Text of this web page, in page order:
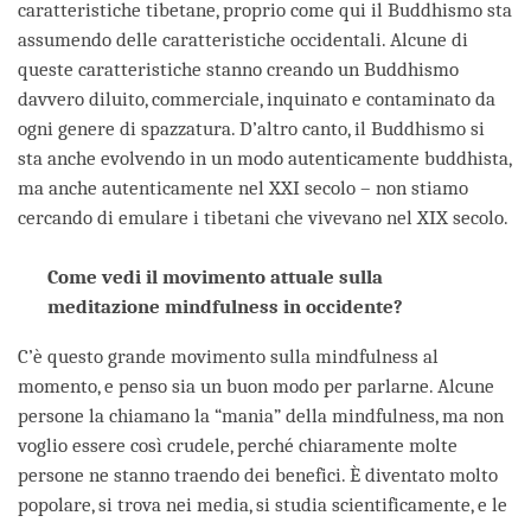
caratteristiche tibetane, proprio come qui il Buddhismo sta
assumendo delle caratteristiche occidentali. Alcune di
queste caratteristiche stanno creando un Buddhismo
davvero diluito, commerciale, inquinato e contaminato da
ogni genere di spazzatura. D’altro canto, il Buddhismo si
sta anche evolvendo in un modo autenticamente buddhista,
ma anche autenticamente nel XXI secolo – non stiamo
cercando di emulare i tibetani che vivevano nel XIX secolo.
Come vedi il movimento attuale sulla
meditazione mindfulness in occidente?
C’è questo grande movimento sulla mindfulness al
momento, e penso sia un buon modo per parlarne. Alcune
persone la chiamano la “mania” della mindfulness, ma non
voglio essere così crudele, perché chiaramente molte
persone ne stanno traendo dei benefici. È diventato molto
popolare, si trova nei media, si studia scientificamente, e le